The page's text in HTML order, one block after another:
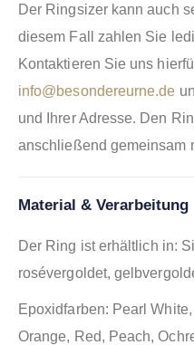
Der Ringsizer kann auch
diesem Fall zahlen Sie
Kontaktieren Sie uns
info@besondereurne.de
und Ihrer Adresse. Den
anschließend gemeinsam
Material & Verarbeitung
Der Ring ist erhältlich in:
rosévergoldet,
Epoxidfarben: Pearl
Orange, Red, Peach,